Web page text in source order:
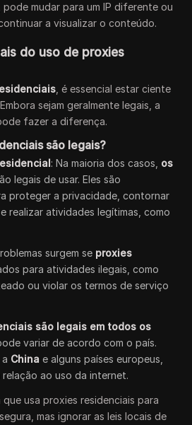
mudar para um IP diferente ou
a visualizar o conteúdo.
do uso de proxies
, é essencial estar ciente
sejam geralmente legais, a
fazer a diferença.
são legais?
: Na maioria dos casos, os
legais de usar. Eles são
proteger a privacidade, contornar
realizar atividades legítimas, como
surgem se proxies
para atividades ilegais, como
ou violar os termos de serviço
são legais em todos os
variar de acordo com o país.
China e alguns países europeus,
relação ao uso da internet.
que usa proxies residenciais para
mas ignorar as leis locais de